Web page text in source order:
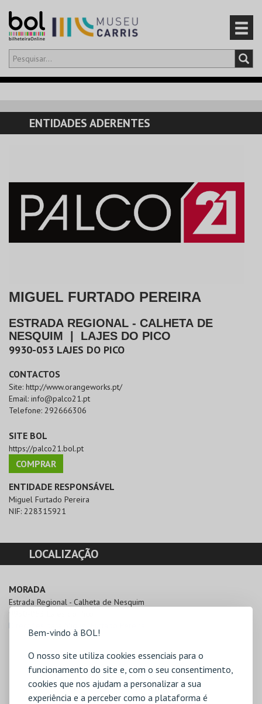
Bem-vindo à BOL!
O nosso site utiliza cookies essenciais para o
funcionamento do site e, com o seu consentimento,
cookies que nos ajudam a personalizar a sua
experiência e a perceber como a plataforma é
Olá,iniciar sessão
CARRINHO
EVENTOS
PRODUTOS
ENTIDADES ADERENTES
MIGUEL FURTADO PEREIRA
ESTRADA REGIONAL - CALHETA DE
NESQUIM
LAJES DO PICO
9930-053 LAJES DO PICO
CONTACTOS
Site: http://www.orangeworks.pt/
Email: info@palco21.pt
Telefone: 292666306
SITE BOL
https://palco21.bol.pt
COMPRAR
ENTIDADE RESPONSÁVEL
Miguel Furtado Pereira
NIF: 228315921
LOCALIZAÇÃO
MORADA
Estrada Regional - Calheta de Nesquim
Direcções para Miguel Furtado Pereira